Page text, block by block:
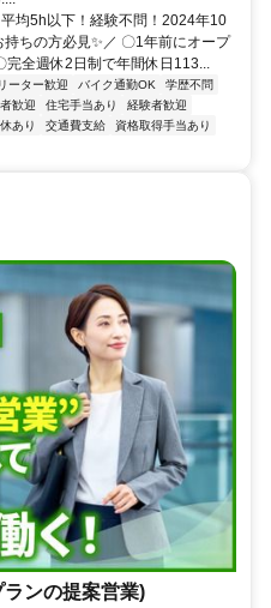
均5h以下！経験不問！2024年10
ちの方必見✨／ 〇1年前にオープ
完全週休2日制で年間休日113...
ーター歓迎 バイク通勤OK
学歴不問
歓迎 住宅手当あり
経験者歓迎
あり 交通費支給
資格取得手当あり
ンの提案営業)